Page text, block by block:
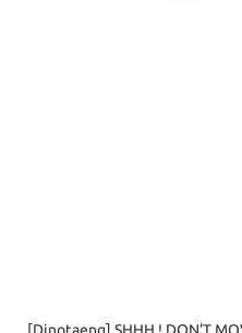
[Dinotaeng] SHHH ! DON'T